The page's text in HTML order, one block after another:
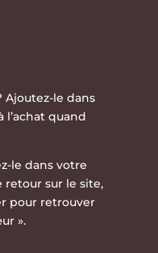
Ajoutez-le dans
quand
le dans votre
retour sur le site,
pour retrouver
».